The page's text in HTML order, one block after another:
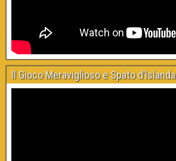
Il Gioco Meraviglioso e Spato d’Islanda